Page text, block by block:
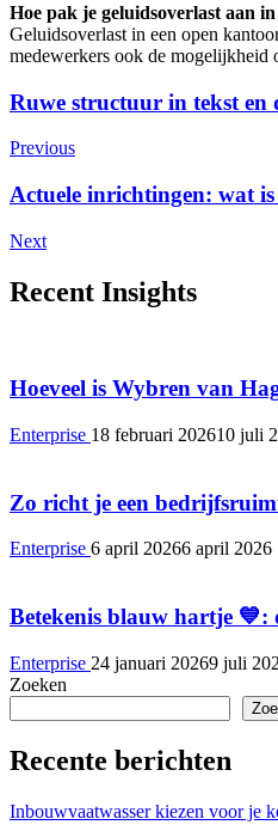
Hoe pak je geluidsoverlast aan
Geluidsoverlast in een open
medewerkers ook de mogelijkheid
Post
Navigation
Ruwe structuur in tekst
Previous
Actuele inrichtingen: wat
Next
Recent Insights
Hoeveel is Wybren van
Enterprise 18 februari 202610 juli
Zo richt je een
Enterprise 6 april 20266 april 2026
Betekenis blauw hartje 💙:
Enterprise 24 januari 20269 juli
Zoeken
Recente berichten
Inbouwvaatwasser kiezen voor je